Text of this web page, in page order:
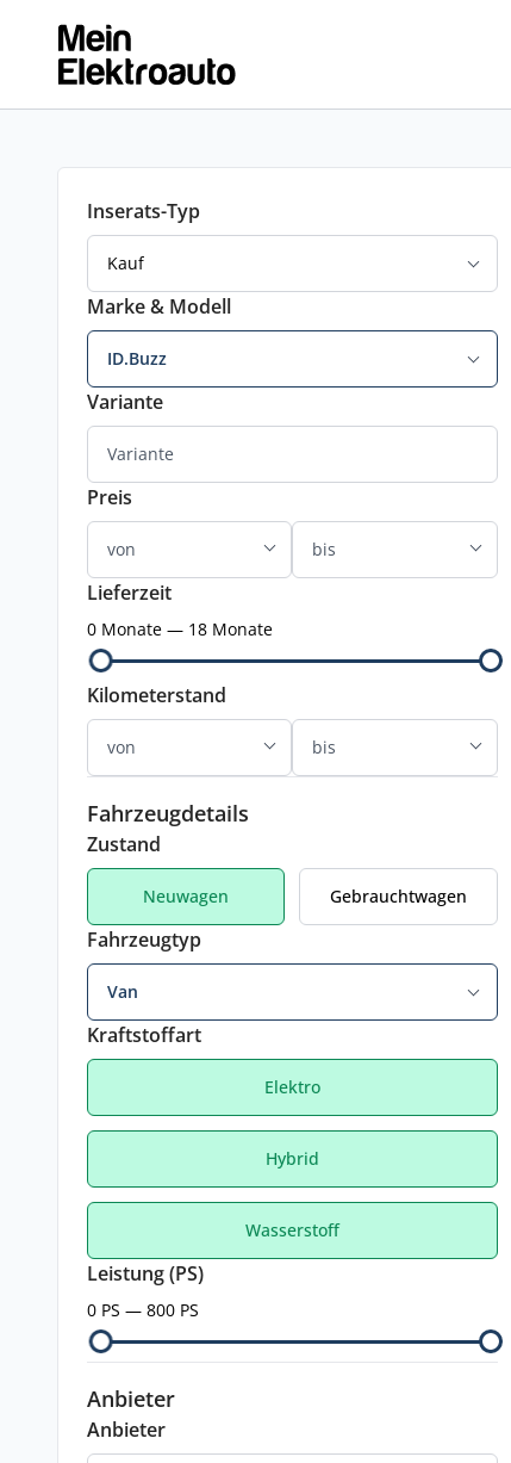
Inserats-Typ
Kauf
Marke & Modell
ID.Buzz
Variante
Preis
Lieferzeit
0 Monate — 18 Monate
Kilometerstand
Fahrzeugdetails
Zustand
Neuwagen Gebrauchtwagen
Fahrzeugtyp
Van
Kraftstoffart
Elektro
Hybrid
Wasserstoff
Leistung (PS)
0 PS — 800 PS
Anbieter
Anbieter